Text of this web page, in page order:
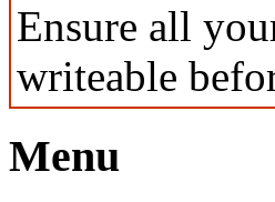
Ensure all
writeable
Menu